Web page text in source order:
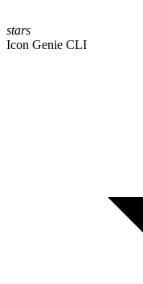
stars
Icon Genie CLI